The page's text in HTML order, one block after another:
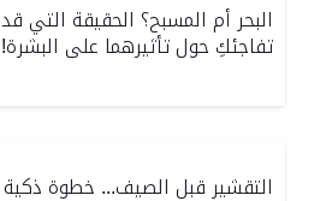
البحر أم المسبح؟ الحقيقة التي قد
تفاجئكِ حول تأثيرهما على البشرة!
التقشير قبل الصيف... خطوة ذكية